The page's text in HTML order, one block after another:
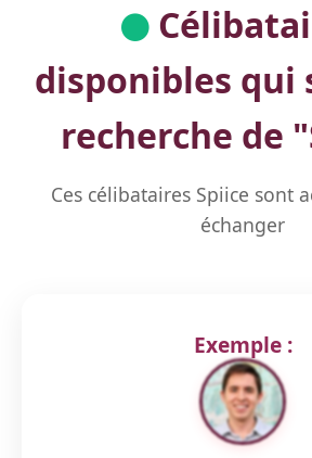
disponibles qui
recherche de "
Ces célibataires Spiice sont
échanger
Exemple :